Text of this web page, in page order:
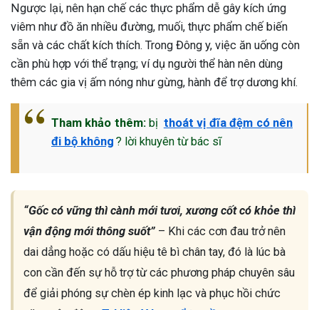
Ngược lại, nên hạn chế các thực phẩm dễ gây kích ứng
viêm như đồ ăn nhiều đường, muối, thực phẩm chế biến
sẵn và các chất kích thích. Trong Đông y, việc ăn uống còn
cần phù hợp với thể trạng; ví dụ người thể hàn nên dùng
thêm các gia vị ấm nóng như gừng, hành để trợ dương khí.
Tham khảo thêm:bị thoát vị đĩa đệm có nên
đi bộ không ? lời khuyên từ bác sĩ
“Gốc có vững thì cành mới tươi, xương cốt có khỏe thì
vận động mới thông suốt” – Khi các cơn đau trở nên
dai dẳng hoặc có dấu hiệu tê bì chân tay, đó là lúc bà
con cần đến sự hỗ trợ từ các phương pháp chuyên sâu
để giải phóng sự chèn ép kinh lạc và phục hồi chức